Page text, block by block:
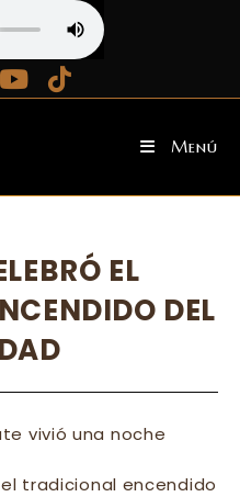
Menú
EL
DEL
vivió una noche
tradicional encendido